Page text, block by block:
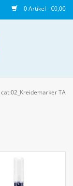
0 Artikel - €0,00
cat:02_Kreidemarker TA